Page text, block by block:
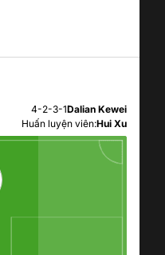
Dalian Kewei
4-2-3-1
Huấn luyện viên:Hui Xu